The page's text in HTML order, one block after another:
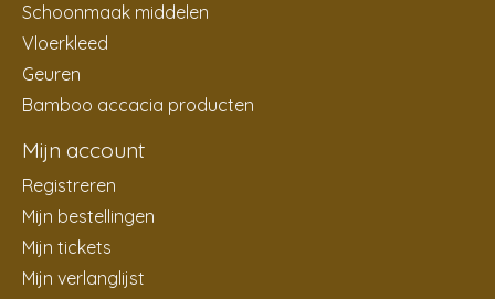
Schoonmaak middelen
Vloerkleed
Geuren
Bamboo accacia producten
Mijn account
Registreren
Mijn bestellingen
Mijn tickets
Mijn verlanglijst